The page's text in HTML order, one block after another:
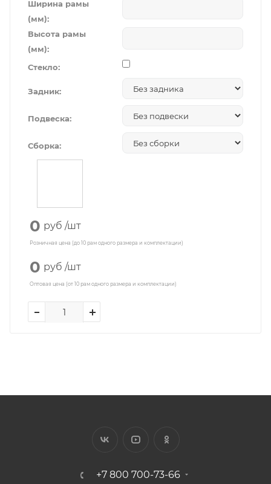
Ширина рамы
(мм):
Высота рамы
(мм):
Стекло:
Задник:
Подвеска:
Сборка:
0 руб /шт
Розничная цена (до 10 рам одного размера и комплектации)
0 руб /шт
Оптовая цена (от 10 рам одного размера и комплектации)
+7 800 700-73-66